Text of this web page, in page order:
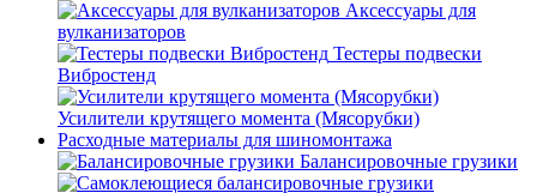
Аксессуары для
вулканизаторов
Тестеры подвески
Вибростенд
Усилители крутящего момента (Мясорубки)
Расходные материалы для шиномонтажа
Балансировочные грузики